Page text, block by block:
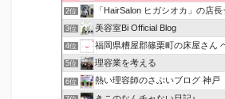
2位 「HairSalon ヒガシオカ」の店
3位 美容室Bi Official Blog
4位 福岡県糟屋郡篠栗町の床屋さん ヘアーサロ
5位 理容業を考える
6位 熱い理容師のさぶいブログ 神